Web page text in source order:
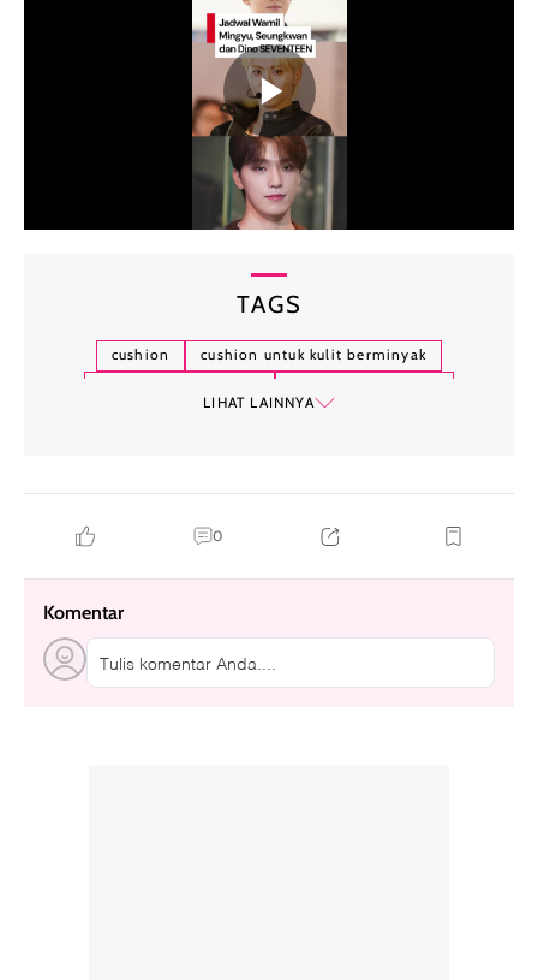
TAGS
cushion
cushion untuk kulit berminyak
LIHAT LAINNYA
0
Komentar
Tulis komentar Anda....